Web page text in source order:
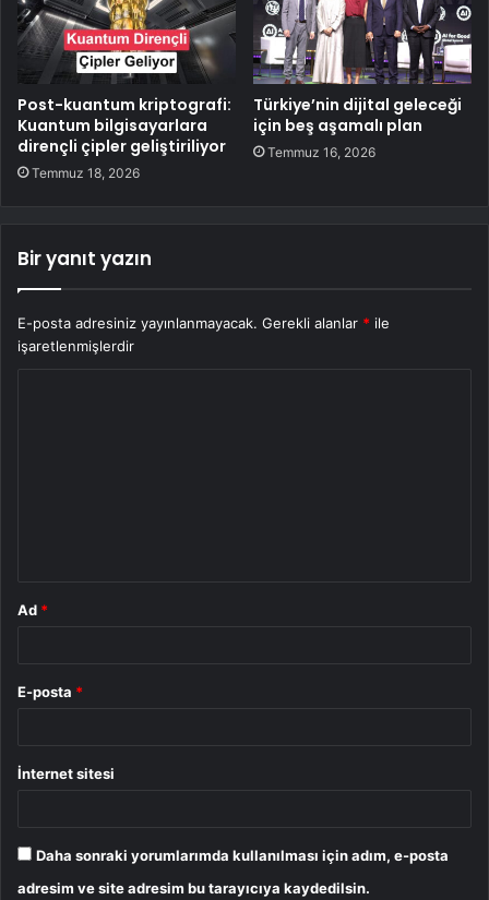
Post-kuantum kriptografi:
Kuantum bilgisayarlara
dirençli çipler geliştiriliyor
Temmuz 18, 2026
Türkiye’nin dijital geleceği
için beş aşamalı plan
Temmuz 16, 2026
Bir yanıt yazın
E-posta adresiniz yayınlanmayacak. Gerekli alanlar * ile
işaretlenmişlerdir
Ad *
E-posta *
İnternet sitesi
Daha sonraki yorumlarımda kullanılması için adım, e-posta
adresim ve site adresim bu tarayıcıya kaydedilsin.